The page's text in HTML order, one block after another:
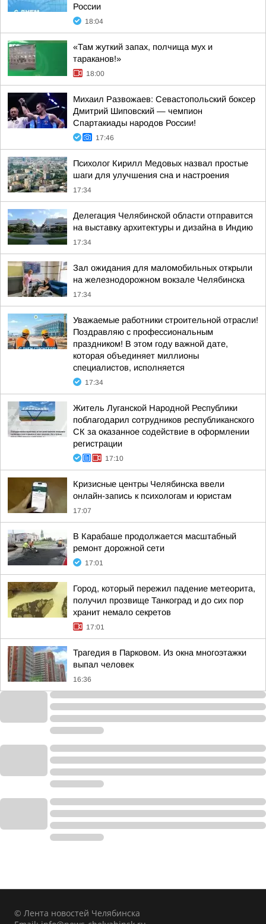
России
18:04
«Там жуткий запах, полчища мух и
тараканов!»
18:00
Михаил Развожаев: Севастопольский боксер
Дмитрий Шиповский — чемпион
Спартакиады народов России!
17:46
Психолог Кирилл Медовых назвал простые
шаги для улучшения сна и настроения
17:34
Делегация Челябинской области отправится
на выставку архитектуры и дизайна в Индию
17:34
Зал ожидания для маломобильных открыли
на железнодорожном вокзале Челябинска
17:34
Уважаемые работники строительной отрасли!
Поздравляю с профессиональным
праздником! В этом году важной дате,
которая объединяет миллионы
специалистов, исполняется
17:34
Житель Луганской Народной Республики
поблагодарил сотрудников республиканского
СК за оказанное содействие в оформлении
регистрации
17:10
Кризисные центры Челябинска ввели
онлайн-запись к психологам и юристам
17:07
В Карабаше продолжается масштабный
ремонт дорожной сети
17:01
Город, который пережил падение метеорита,
получил прозвище Танкоград и до сих пор
хранит немало секретов
17:01
Трагедия в Парковом. Из окна многоэтажки
выпал человек
16:36
© Лента новостей Челябинска